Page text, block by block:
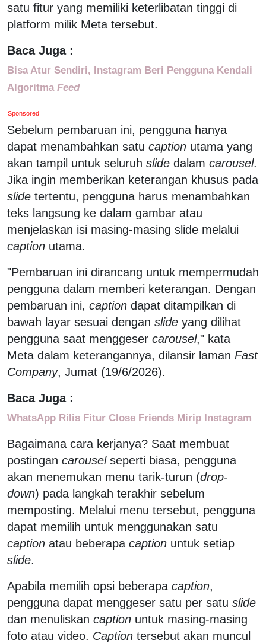
satu fitur yang memiliki keterlibatan tinggi di
platform milik Meta tersebut.
Baca Juga :
Bisa Atur Sendiri, Instagram Beri Pengguna Kendali
Algoritma Feed
Sponsored
Sebelum pembaruan ini, pengguna hanya
dapat menambahkan satu caption utama yang
akan tampil untuk seluruh slide dalam carousel.
Jika ingin memberikan keterangan khusus pada
slide tertentu, pengguna harus menambahkan
teks langsung ke dalam gambar atau
menjelaskan isi masing-masing slide melalui
caption utama.
"Pembaruan ini dirancang untuk mempermudah
pengguna dalam memberi keterangan. Dengan
pembaruan ini, caption dapat ditampilkan di
bawah layar sesuai dengan slide yang dilihat
pengguna saat menggeser carousel," kata
Meta dalam keterangannya, dilansir laman Fast
Company, Jumat (19/6/2026).
Baca Juga :
WhatsApp Rilis Fitur Close Friends Mirip Instagram
Bagaimana cara kerjanya? Saat membuat
postingan carouselseperti biasa, pengguna
akan menemukan menu tarik-turun (drop-
down) pada langkah terakhir sebelum
memposting. Melalui menu tersebut, pengguna
dapat memilih untuk menggunakan satu
caption atau beberapa caption untuk setiap
slide.
Apabila memilih opsi beberapa caption,
pengguna dapat menggeser satu per satu slide
dan menuliskan caption untuk masing-masing
foto atau video. Caption tersebut akan muncul